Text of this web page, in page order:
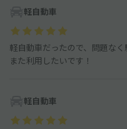
軽自動車
軽自動車だったので、問題なく
また利用したいです！
軽自動車